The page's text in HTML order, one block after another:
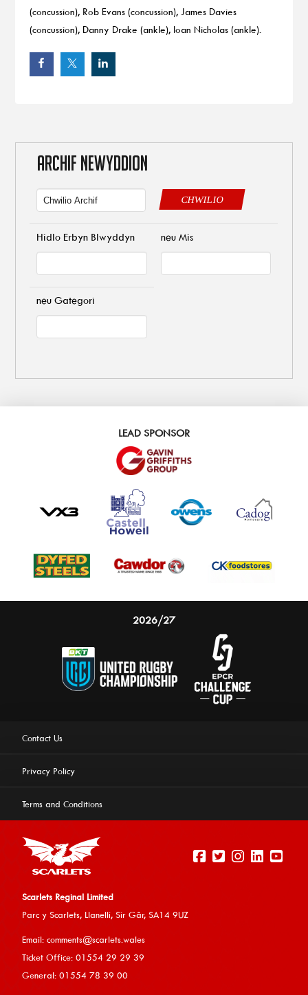
experience on our website. Learn more
(concussion), Rob Evans (concussion), James Davies
(concussion), Danny Drake (ankle), Ioan Nicholas (ankle).
ARCHIF NEWYDDION
CHWILIO
Hidlo Erbyn Blwyddyn neu Mis
neu Gategori
LEAD SPONSOR
2026/27
Contact Us
Privacy Policy
Terms and Conditions
Scarlets Reginal Limited
Parc y Scarlets, Llanelli, Sir Gâr, SA14 9UZ
Email: comments@scarlets.wales
Ticket Office: 01554 29 29 39
General: 01554 78 39 00